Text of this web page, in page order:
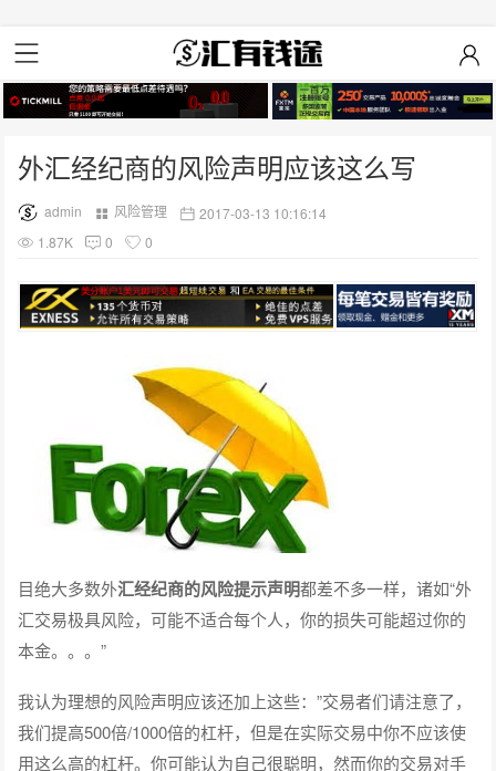
外汇经纪商的风险声明应该这么写
admin 风险管理
2017-03-13 10:16:14
1.87K
0 0
目绝大多数外汇经纪商的风险提示声明都差不多一样，诸如“外
汇交易极具风险，可能不适合每个人，你的损失可能超过你的
本金。。。”
我认为理想的风险声明应该还加上这些：”交易者们请注意了，
我们提高500倍/1000倍的杠杆，但是在实际交易中你不应该使
用这么高的杠杆。你可能认为自己很聪明，然而你的交易对手